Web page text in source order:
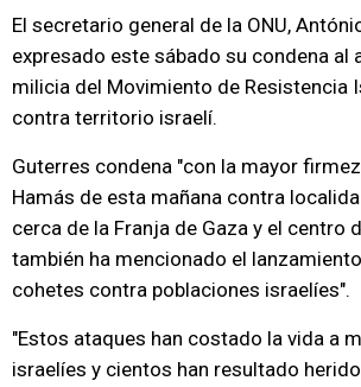
El secretario general de la ONU,
expresado este sábado su condena al
milicia del Movimiento de Resistencia
contra territorio israelí.
Guterres condena "con la mayor
Hamás de esta mañana contra
cerca de la Franja de Gaza y el centro
también ha mencionado el
cohetes contra poblaciones israelíes".
"Estos ataques han costado la vida a
israelíes y cientos han resultado